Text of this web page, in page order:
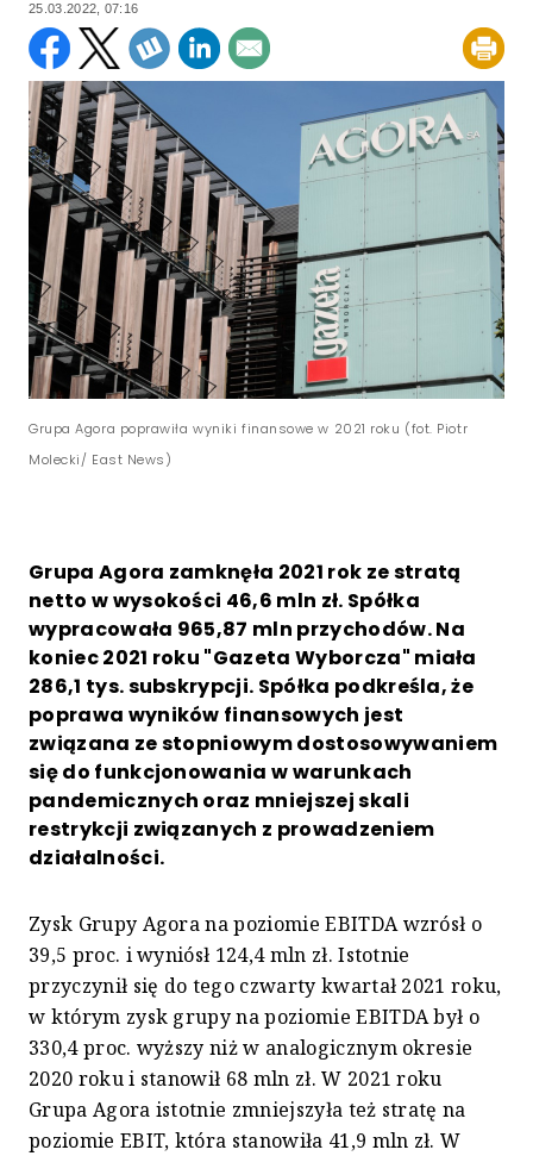
25.03.2022, 07:16
Grupa Agora poprawiła wyniki finansowe w 2021 roku (fot. Piotr
Molecki/ East News)
Grupa Agora zamknęła 2021 rok ze stratą
netto w wysokości 46,6 mln zł. Spółka
wypracowała 965,87 mln przychodów. Na
koniec 2021 roku "Gazeta Wyborcza" miała
286,1 tys. subskrypcji. Spółka podkreśla, że
poprawa wyników finansowych jest
związana ze stopniowym dostosowywaniem
się do funkcjonowania w warunkach
pandemicznych oraz mniejszej skali
restrykcji związanych z prowadzeniem
działalności.
Zysk Grupy Agora na poziomie EBITDA wzrósł o
39,5 proc. i wyniósł 124,4 mln zł. Istotnie
przyczynił się do tego czwarty kwartał 2021 roku,
w którym zysk grupy na poziomie EBITDA był o
330,4 proc. wyższy niż w analogicznym okresie
2020 roku i stanowił 68 mln zł. W 2021 roku
Grupa Agora istotnie zmniejszyła też stratę na
poziomie EBIT, która stanowiła 41,9 mln zł. W